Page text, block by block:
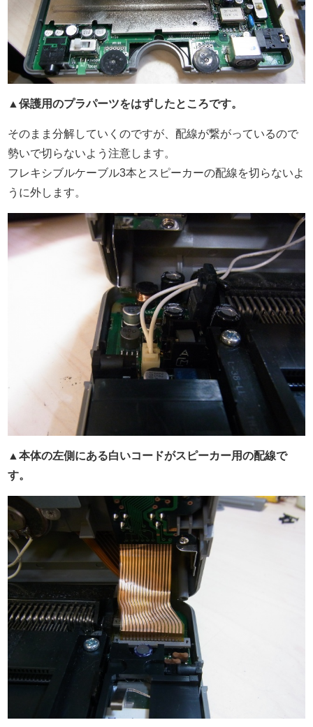
▲保護用のプラパーツをはずしたところです。
そのまま分解していくのですが、配線が繋がっているので
勢いで切らないよう注意します。
フレキシブルケーブル3本とスピーカーの配線を切らないよ
うに外します。
▲本体の左側にある白いコードがスピーカー用の配線で
す。